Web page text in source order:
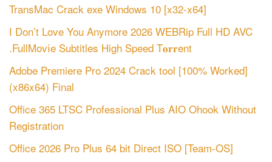
TransMac Crack exe Windows 10 [x32-x64]
I Don’t Love You Anymore 2026 WEBRip Full HD AVC
.FullMov𝗂e Subtitles High Speed T𝐨𝐫𝐫ent
Adobe Premiere Pro 2024 Crack tool [100% Worked]
(x86x64) Final
Office 365 LTSC Professional Plus AIO Ohook Without
Registration
Office 2026 Pro Plus 64 bit Direct ISO [Team-OS]